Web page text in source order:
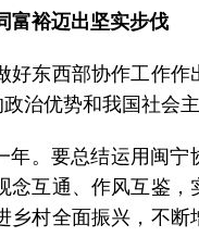
富裕迈出坚实步伐
西部协作工作作
治优势和我国社会主
。要总结运用闽宁
互通、作风互鉴
村全面振兴，不